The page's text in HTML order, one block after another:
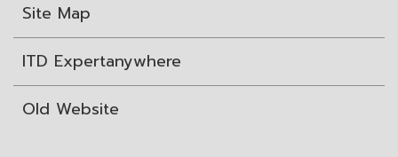
Site Map
ITD Expertanywhere
Old Website